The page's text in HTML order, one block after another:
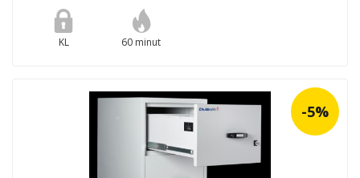
KL 60 minut
-5%